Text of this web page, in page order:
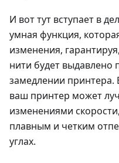
И вот тут вступает в
умная функция,
изменения,
нити будет выдавлено
замедлении принтера.
ваш принтер может
изменениями
плавным и четким
углах.